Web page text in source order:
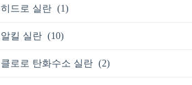
히드로 실란 (1)
알킬 실란 (10)
클로로 탄화수소 실란 (2)